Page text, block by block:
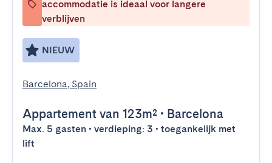
accommodatie is ideaal voor langere
verblijven
NIEUW
Barcelona, Spain
Appartement van 123m² • Barcelona
Max. 5 gasten • verdieping: 3 • toegankelijk met
lift